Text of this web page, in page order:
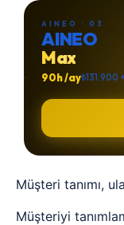
AINEO · 03
AINEO
Max
90h /ay₺131.900
Müşteri tanımı,
Müşteriyi